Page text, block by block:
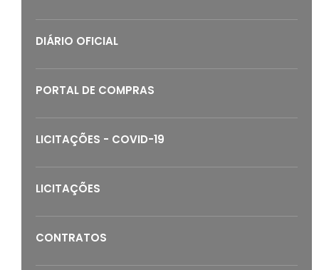
DIÁRIO OFICIAL
PORTAL DE COMPRAS
LICITAÇÕES - COVID-19
LICITAÇÕES
CONTRATOS